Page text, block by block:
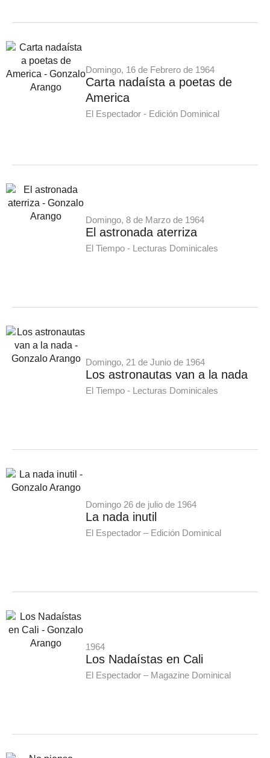
Domingo, 16 de Febrero de 1964
Carta nadaísta a poetas de
America
El Espectador - Edición Dominical
Domingo, 8 de Marzo de 1964
El astronada aterriza
El Tiempo - Lecturas Dominicales
Domingo, 21 de Junio de 1964
Los astronautas van a la nada
El Tiempo - Lecturas Dominicales
Domingo 26 de julio de 1964
La nada inutil
El Espectador – Edición Dominical
1964
Los Nadaístas en Cali
El Espectador – Magazine Dominical